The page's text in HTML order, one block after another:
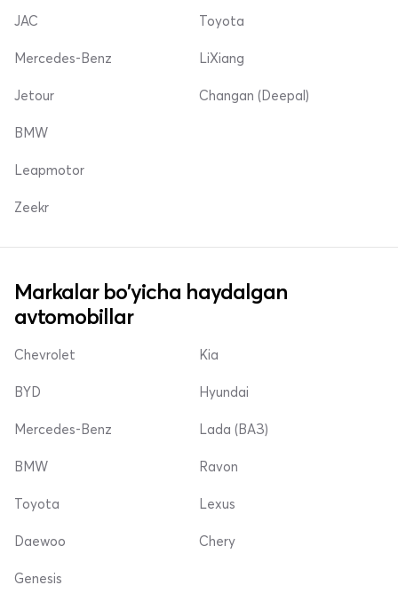
JAC
Mercedes-Benz
Jetour
Toyota
LiXiang
Changan (Deepal)
BMW
Leapmotor
Zeekr
Markalar bo'yicha haydalgan
avtomobillar
Chevrolet
BYD
Mercedes-Benz
Kia
Hyundai
Lada (ВАЗ)
BMW
Toyota
Daewoo
Ravon
Lexus
Chery
Genesis